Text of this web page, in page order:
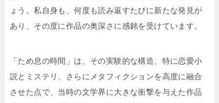
ょう。私自身も、何度も読み返すたびに新たな発見が
あり、その度に作品の奥深さに感銘を受けています。
「ため息の時間」は、その実験的な構造、特に恋愛小
説とミステリ、さらにメタフィクションを高度に融合
させた点で、当時の文学界に大きな衝撃を与えた作品